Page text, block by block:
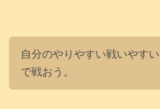
自分のやりやすい戦いやす
で戦おう。